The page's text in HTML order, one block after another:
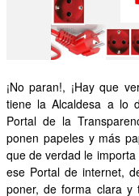
OTRAS INICIATIVAS
PARTICIPA
CONTACTA
AFÍLIATE
¡No paran!, ¡Hay que
tiene la Alcaldesa a lo
Portal de la
ponen papeles y más
que de verdad le
ese Portal de internet,
poner, de forma clara y